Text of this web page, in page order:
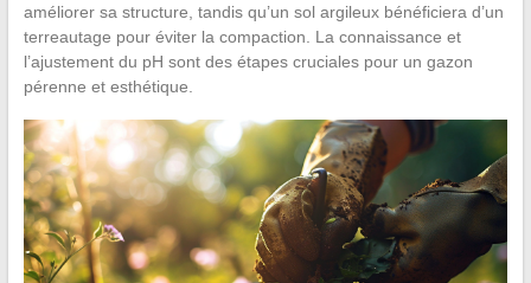
améliorer sa structure, tandis qu’un sol argileux bénéficiera d’un
terreautage pour éviter la compaction. La connaissance et
l’ajustement du pH sont des étapes cruciales pour un gazon
pérenne et esthétique.